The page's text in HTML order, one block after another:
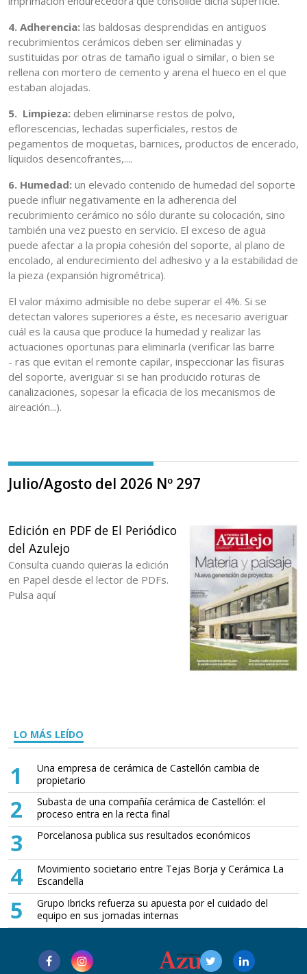
4. Adherencia: las baldosas desprendidas en antiguos
recubrimientos cerámicos deben ser eliminadas y
sustituidas por otras de tamaño igual o similar, o bien se
rellena con mortero de cemento y arena el hueco en el que
estaban alojadas.
5. Limpieza: deben eliminarse restos de polvo,
eflorescencias, lechadas superficiales, restos de
pegamentos de moquetas, barnices, productos de encerado,
líquidos desencofrantes,....
6. Humedad: un elevado contenido de humedad del soporte
puede influir negativamente en la adherencia del
recubrimiento cerámico no sólo durante su colocación, sino
también una vez puesto en servicio. El exceso de agua
puede afectar a la propia cohesión del soporte, al plano de
encolado, al endurecimiento del adhesivo y a la estabilidad de
la pieza (expansión higrométrica).
El valor máximo admisible no debe superar el 4%. Si se
detectan valores superiores a éste, es necesario averiguar
cuál es la causa que produce la humedad y realizar las
actuaciones oportunas para eliminarla (verificar las barre
- ras que evitan el remonte capilar, inspeccionar las fisuras
del soporte, averiguar si se han producido roturas de
canalizaciones, sopesar la eficacia de los mecanismos de
aireación...).
Julio/Agosto del 2026 Nº 297
Edición en PDF de El Periódico
del Azulejo
Consulta cuando quieras la edición
en Papel desde el lector de PDFs.
Pulsa aquí
LO MÁS LEÍDO
1
Una empresa de cerámica de Castellón cambia de
propietario
2
Subasta de una compañía cerámica de Castellón: el
proceso entra en la recta final
3 Porcelanosa publica sus resultados económicos
4
Movimiento societario entre Tejas Borja y Cerámica La
Escandella
5
Grupo Ibricks refuerza su apuesta por el cuidado del
equipo en sus jornadas internas